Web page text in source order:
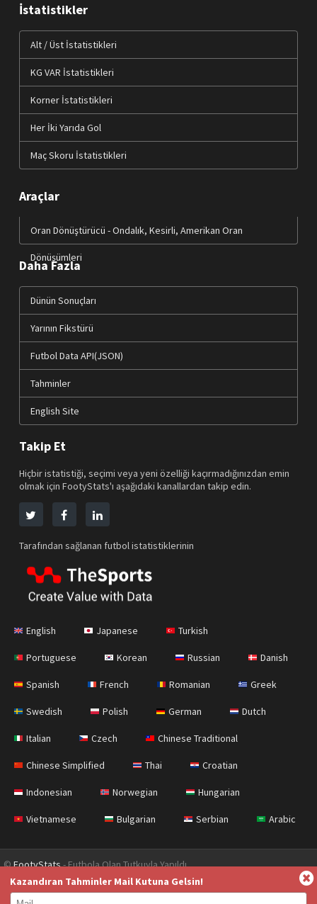
İstatistikler
Alt / Üst İstatistikleri
KG VAR İstatistikleri
Korner İstatistikleri
Her İki Yarıda Gol
Maç Skoru İstatistikleri
Araçlar
Oran Dönüştürücü - Ondalık, Kesirli, Amerikan Oran
Dönüşümleri
Daha Fazla
Dünün Sonuçları
Yarının Fikstürü
Futbol Data API(JSON)
Tahminler
English Site
Takip Et
Hiçbir istatistiği, seçimi veya yeni özelliği kaçırmadığınızdan emin
olmak için FootyStats'ı aşağıdaki kanallardan takip edin.
Tarafından sağlanan futbol istatistiklerinin
English Japanese Turkish
Portuguese Korean Russian Danish
Spanish French Romanian Greek
Swedish Polish German Dutch
Italian Czech Chinese Traditional
Chinese Simplified Thai Croatian
Indonesian Norwegian Hungarian
Vietnamese Bulgarian Serbian Arabic
©FootyStats- Futbola Olan Tutkuyla Yapıldı
İletişim
Hakkımızda Yardım Gizlilik Sözleşmesi
Kazandıran Tahminler Mail Kutuna Gelsin!